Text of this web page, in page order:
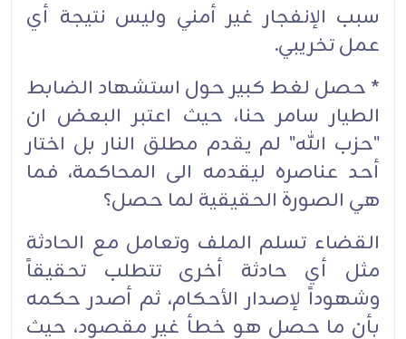
سبب الإنفجار غير أمني وليس نتيجة أي
عمل تخريبي.
* حصل لغط كبير حول استشهاد الضابط
الطيار سامر حنا، حيث اعتبر البعض ان
"حزب الله" لم يقدم مطلق النار بل اختار
أحد عناصره ليقدمه الى المحاكمة، فما
هي الصورة الحقيقية لما حصل؟
القضاء تسلم الملف وتعامل مع الحادثة
مثل أي حادثة أخرى تتطلب تحقيقاً
وشهوداً لإصدار الأحكام، ثم أصدر حكمه
بأن ما حصل هو خطأ غير مقصود، حيث